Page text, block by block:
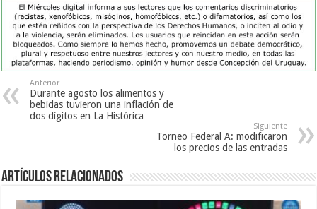
Anterior
Durante agosto los alimentos y
bebidas tuvieron una inflación de
dos dígitos en La Histórica
Siguiente
Torneo Federal A: modificaron
los precios de las entradas
Artículos Relacionados